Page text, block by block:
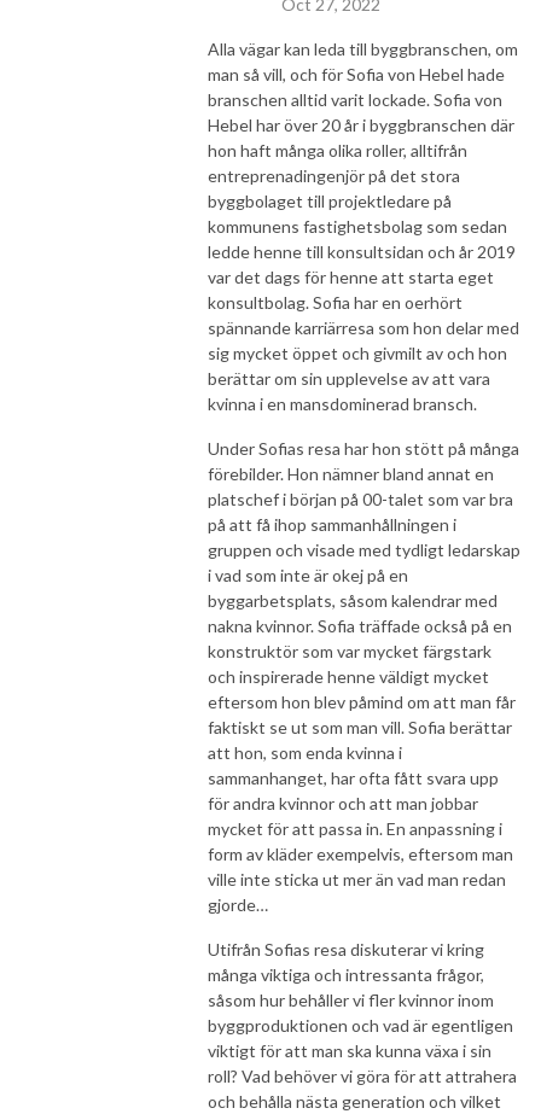
kommer att göra skillnad, tror jag. Och kom ihåg att du kan vara en
förebild. Tack för att ni lyssnar! /Amanda Eklund, entreprenadingenjör
och certifierad normingenjör
Oct 27, 2022
Alla vägar kan leda till byggbranschen, om
man så vill, och för Sofia von Hebel hade
branschen alltid varit lockade. Sofia von
Hebel har över 20 år i byggbranschen där
hon haft många olika roller, alltifrån
entreprenadingenjör på det stora
byggbolaget till projektledare på
kommunens fastighetsbolag som sedan
ledde henne till konsultsidan och år 2019
var det dags för henne att starta eget
konsultbolag. Sofia har en oerhört
spännande karriärresa som hon delar med
sig mycket öppet och givmilt av och hon
berättar om sin upplevelse av att vara
kvinna i en mansdominerad bransch.
Under Sofias resa har hon stött på många
förebilder. Hon nämner bland annat en
platschef i början på 00-talet som var bra
på att få ihop sammanhållningen i
gruppen och visade med tydligt ledarskap
i vad som inte är okej på en
byggarbetsplats, såsom kalendrar med
nakna kvinnor. Sofia träffade också på en
konstruktör som var mycket färgstark
och inspirerade henne väldigt mycket
eftersom hon blev påmind om att man får
faktiskt se ut som man vill. Sofia berättar
att hon, som enda kvinna i
sammanhanget, har ofta fått svara upp
för andra kvinnor och att man jobbar
mycket för att passa in. En anpassning i
form av kläder exempelvis, eftersom man
ville inte sticka ut mer än vad man redan
gjorde…
Utifrån Sofias resa diskuterar vi kring
många viktiga och intressanta frågor,
såsom hur behåller vi fler kvinnor inom
byggproduktionen och vad är egentligen
viktigt för att man ska kunna växa i sin
roll? Vad behöver vi göra för att attrahera
och behålla nästa generation och vilket